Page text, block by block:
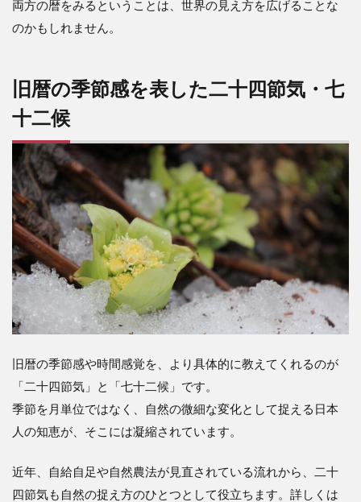
両方の暦をみるということは、世界の見え方を広げることな
のかもしれません。
旧暦の季節感を表した二十四節気・七
十二候
旧暦の季節感や時間感覚を、より具体的に教えてくれるのが
「二十四節気」と「七十二候」です。
季節を月単位ではなく、自然の微細な変化として捉える日本
人の知恵が、そこには凝縮されています。
近年、自給自足や自然農法が見直されている流れから、二十
四節気も自然の捉え方のひとつとして役立ちます。詳しくは